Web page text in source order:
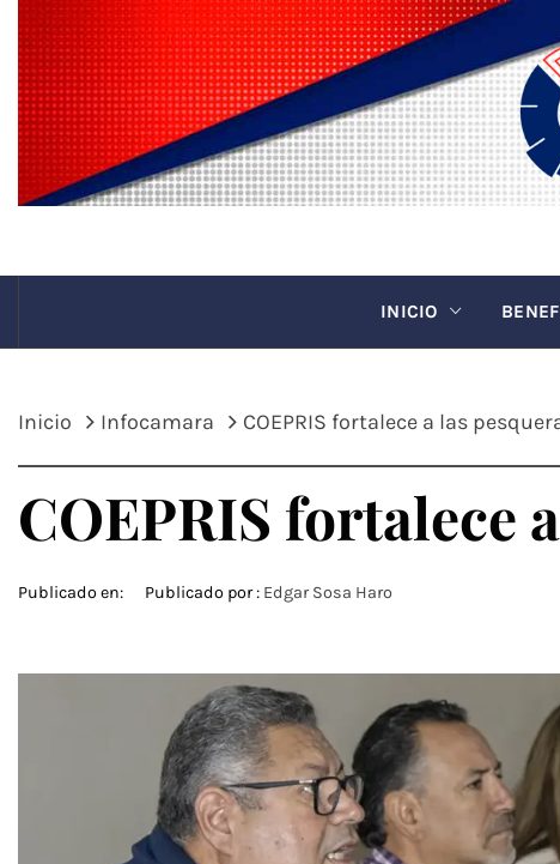
Saltar
contenido
INICIO
Inicio Infocamara COEPRIS fortalece a las
COEPRIS fortalece
Publicado en: Publicado por : Edgar Sosa Haro